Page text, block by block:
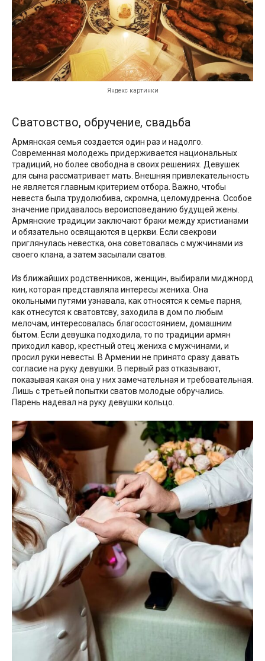
Яндекс картинки
Сватовство, обручение, свадьба
Армянская семья создается один раз и надолго.
Современная молодежь придерживается национальных
традиций, но более свободна в своих решениях. Девушек
для сына рассматривает мать. Внешняя привлекательность
не является главным критерием отбора. Важно, чтобы
невеста была трудолюбива, скромна, целомудренна. Особое
значение придавалось вероисповеданию будущей жены.
Армянские традиции заключают браки между христианами
и обязательно освящаются в церкви. Если свекрови
приглянулась невестка, она советовалась с мужчинами из
своего клана, а затем засылали сватов.
Из ближайших родственников, женщин, выбирали миджнорд
кин, которая представляла интересы жениха. Она
окольными путями узнавала, как относятся к семье парня,
как отнесутся к сватовтсву, заходила в дом по любым
мелочам, интересовалась благосостоянием, домашним
бытом. Если девушка подходила, то по традиции армян
приходил кавор, крестный отец жениха с мужчинами, и
просил руки невесты. В Армении не принято сразу давать
согласие на руку девушки. В первый раз отказывают,
показывая какая она у них замечательная и требовательная.
Лишь с третьей попытки сватов молодые обручались.
Парень надевал на руку девушки кольцо.